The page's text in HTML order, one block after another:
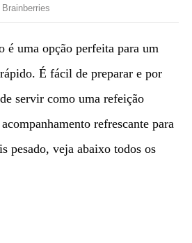
é uma opção perfeita para um
É fácil de preparar e por
servir como uma refeição
refrescante para
pesado, veja abaixo todos os